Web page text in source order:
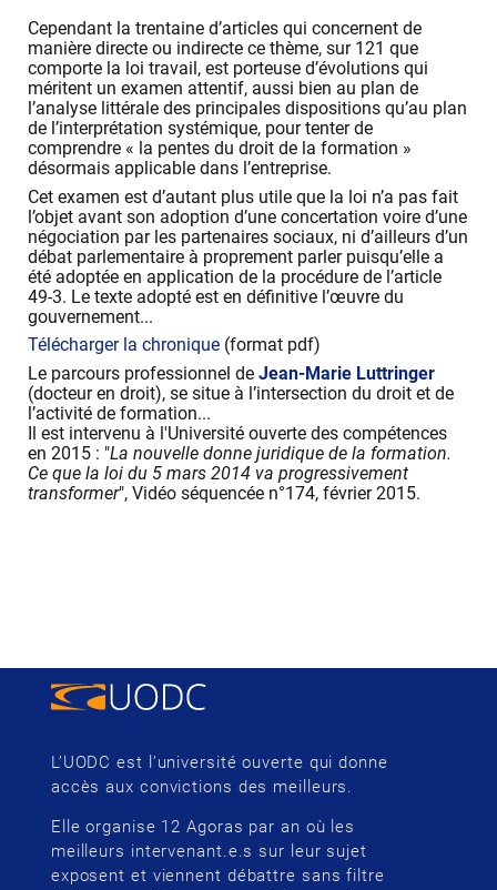
Cependant la trentaine d’articles qui concernent de
manière directe ou indirecte ce thème, sur 121 que
comporte la loi travail, est porteuse d’évolutions qui
méritent un examen attentif, aussi bien au plan de
l’analyse littérale des principales dispositions qu’au plan
de l’interprétation systémique, pour tenter de
comprendre « la pentes du droit de la formation »
désormais applicable dans l’entreprise.
Cet examen est d’autant plus utile que la loi n’a pas fait
l’objet avant son adoption d’une concertation voire d’une
négociation par les partenaires sociaux, ni d’ailleurs d’un
débat parlementaire à proprement parler puisqu’elle a
été adoptée en application de la procédure de l’article
49-3. Le texte adopté est en définitive l’œuvre du
gouvernement...
Télécharger la chronique (format pdf)
Le parcours professionnel deJean-Marie Luttringer
(docteur en droit), se situe à l’intersection du droit et de
l’activité de formation...
Il est intervenu à l'Université ouverte des compétences
en 2015 : "La nouvelle donne juridique de la formation.
Ce que la loi du 5 mars 2014 va progressivement
transformer", Vidéo séquencée n°174, février 2015.
L’UODC est l’université ouverte qui donne
accès aux convictions des meilleurs.
Elle organise 12 Agoras par an où les
meilleurs intervenant.e.s sur leur sujet
exposent et viennent débattre sans filtre